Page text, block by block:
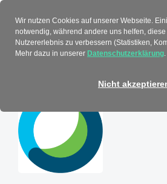
Wir nutzen Cookies auf unserer Webseite.
notwendig, während andere uns helfen,
Nutzererlebnis zu verbessern (Statistiken,
Mehr dazu in unserer Datenschutzerklärung.
Nicht